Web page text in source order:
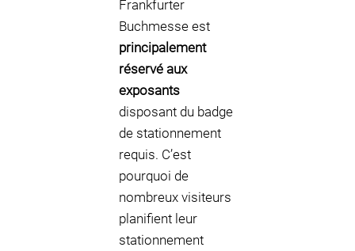
Frankfurter
Buchmesse est
principalement
réservé aux
exposants
disposant du badge
de stationnement
requis. C’est
pourquoi de
nombreux visiteurs
planifient leur
stationnement